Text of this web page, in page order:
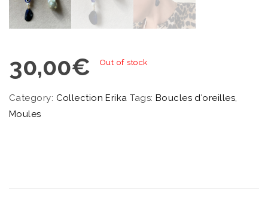
30,00€ Out of stock
Category: Collection Erika Tags: Boucles d'oreilles,
Moules